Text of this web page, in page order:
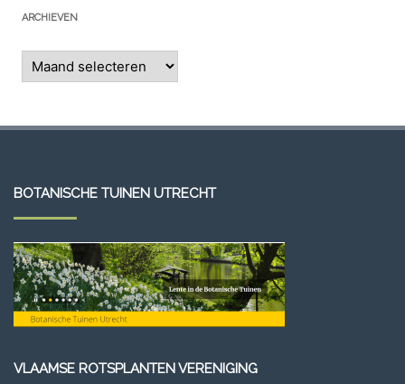
ARCHIEVEN
Archieven
BOTANISCHE TUINEN UTRECHT
VLAAMSE ROTSPLANTEN VERENIGING